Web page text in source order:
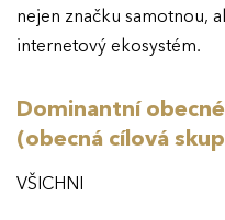
nejen značku samotnou,
internetový ekosystém.
Dominantní
(obecná cílová
VŠICHNI